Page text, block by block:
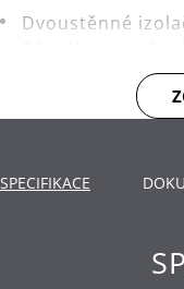
Dvoustěnné
Těsný uzávěr
cestách. 360°
Čištění: ruční
SPECIFIKACE